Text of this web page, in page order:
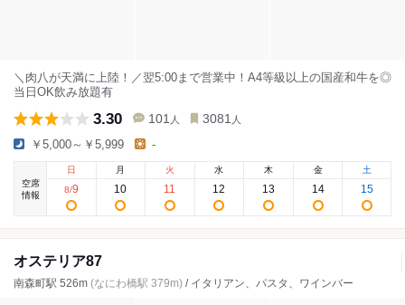
＼肉八が天満に上陸！／翌5:00まで営業中！A4等級以上の国産和牛を◎
当日OK飲み放題有
3.30 101 人 3081 人
￥5,000～￥5,999 -
空席
情報
日
8/9
月
10
火
11
水
12
木
13
金
14
土
15
オステリア87
南森町駅 526m (なにわ橋駅 379m) / イタリアン、パスタ、ワインバー